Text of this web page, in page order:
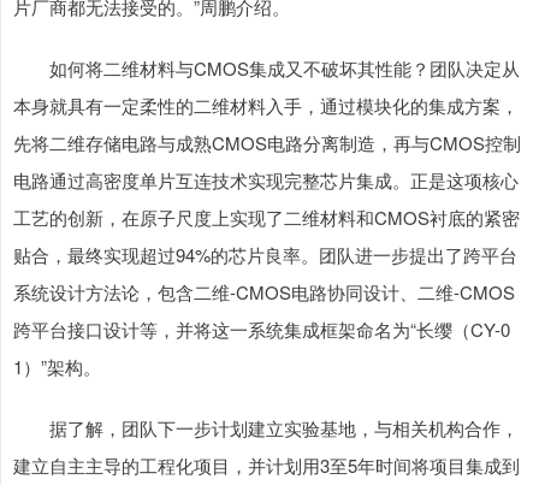
片厂商都无法接受的。”周鹏介绍。
如何将二维材料与CMOS集成又不破坏其性能？团队决定从
本身就具有一定柔性的二维材料入手，通过模块化的集成方案，
先将二维存储电路与成熟CMOS电路分离制造，再与CMOS控制
电路通过高密度单片互连技术实现完整芯片集成。正是这项核心
工艺的创新，在原子尺度上实现了二维材料和CMOS衬底的紧密
贴合，最终实现超过94%的芯片良率。团队进一步提出了跨平台
系统设计方法论，包含二维-CMOS电路协同设计、二维-CMOS
跨平台接口设计等，并将这一系统集成框架命名为“长缨（CY-0
1）”架构。
据了解，团队下一步计划建立实验基地，与相关机构合作，
建立自主主导的工程化项目，并计划用3至5年时间将项目集成到